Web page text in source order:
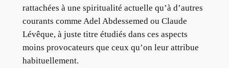
rattachées à une spiritualité actuelle qu’à d’autres
courants comme Adel Abdessemed ou Claude
Lévêque, à juste titre étudiés dans ces aspects
moins provocateurs que ceux qu’on leur attribue
habituellement.